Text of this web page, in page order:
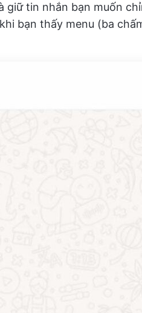
giữ tin nhắn bạn muốn
bạn thấy menu (ba